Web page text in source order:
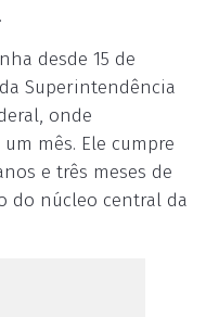
desde 15 de
Superintendência
onde
mês. Ele cumpre
e três meses de
do núcleo central da